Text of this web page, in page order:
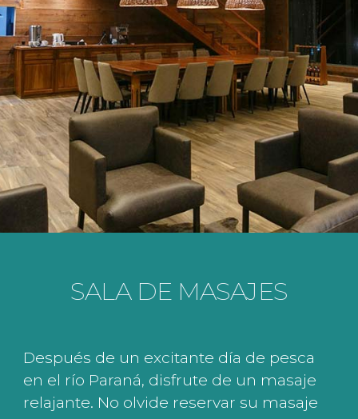
SALA DE MASAJES
Después de un excitante día de pesca
en el río Paraná, disfrute de un masaje
relajante. No olvide reservar su masaje